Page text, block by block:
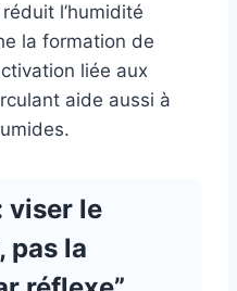
l’humidité
la formation de
liée aux
aide aussi à
viser le
pas la